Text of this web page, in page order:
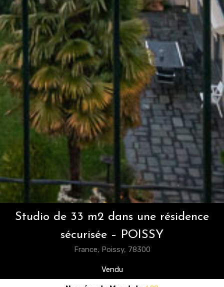
Studio de 33 m2 dans une résidence
sécurisée – POISSY
France, Poissy, 78300
Vendu